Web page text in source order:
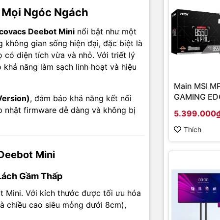
Ngóc Ngách
Deebot Mini nổi bật như một
không gian sống hiện đại, đặc biệt là
có diện tích vừa và nhỏ. Với triết lý
năng làm sạch linh hoạt và hiệu
, đảm bảo khả năng kết nối
nhật firmware dễ dàng và không bị
Mini
Gầm Thấp
Mini. Với kích thước được tối ưu hóa
chiều cao siêu mỏng dưới 8cm),
Main MSI
GAMING
Socket AM4/
onboard)
Thích
bụi mịn, tóc và lông thú.
khăn lau và khay chứa nước nhỏ, giúp sàn nhà sạch
ý: Chức năng lau ở dòng Mini thường là lau thấm, cơ
Quốc Tế: Ổn Định, Dễ Dùng
Tế (International) mang lại lợi ích lâu dài:
Ecovacs Home: Dễ dàng điều khiển robot mọi lúc, mọi
minh.
Giao diện ứng dụng trực quan,
mềm và tính năng mới nhất.
Thông Minh Chống Rơi, Chống Va Chạm